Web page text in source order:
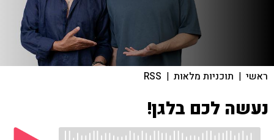
ראשי | תוכניות מלאות |
RSS
נעשה לכם בלגן!